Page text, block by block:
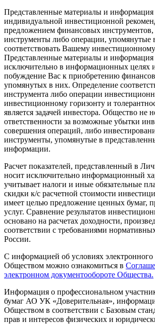
Представленные материалы и информация
индивидуальной инвестиционной
предложением финансовых
инструменты либо операции, упомянутые
соответствовать Вашему
Представленные материалы и
исключительно в информационных целях
побуждение Вас к приобретению
упомянутых в них. Определение
инструмента либо операции
инвестиционному горизонту и
является задачей инвестора. Общество не
ответственности за возможные убытки
совершения операций, либо
инструменты, упомянутые в
информации.
Расчет показателей, представленный в
носит исключительно информационный
учитывает налоги и иные обязательные
скидки к/с расчетной стоимости
имеет целью предложение ценных бумаг,
услуг. Сравнение результатов
основано на расчетах доходности,
соответствии с требованиями
России.
С информацией об условиях электронного
Обществом можно ознакомиться в
электронном документообороте Общества.
Информация о профессиональном
бумаг АО УК «Доверительная»,
Обществом в соответствии с Базовым
прав и интересов физических и